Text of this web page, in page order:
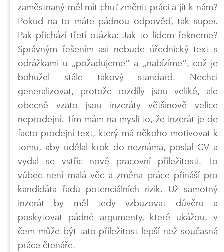
zaměstnaný měl mít chuť změnit práci a jít k nám?
Pokud na to máte pádnou odpověď, tak super.
Pak přichází třetí otázka: Jak to lidem řekneme?
Správným řešením asi nebude úřednický text s
odrážkami u „požadujeme“ a „nabízíme“, což je
bohužel stále takový standard. Nechci
generalizovat, protože rozdíly jsou veliké, ale
obecně vzato jsou inzeráty většinově velice
neprodejní. Tím mám na mysli to, že inzerát je de
facto prodejní text, který má někoho motivovat k
tomu, aby udělal krok do neznáma, poslal CV a
vydal se vstříc nové pracovní příležitosti. To
vůbec není malá věc a změna práce přináší pro
kandidáta řadu potenciálních rizik. Už samotný
inzerát by měl tedy vzbuzovat důvěru a
poskytovat pádné argumenty, které ukážou, v
čem může být tato příležitost lepší než současná
práce čtenáře.